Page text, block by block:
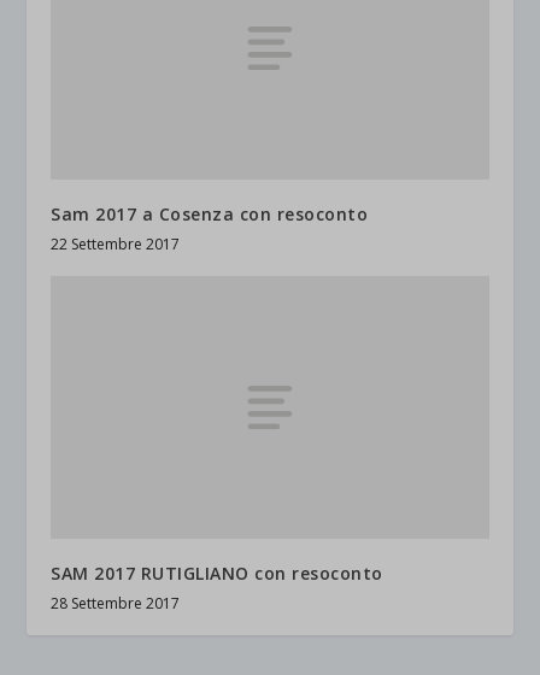
Sam 2017 a Cosenza con resoconto
22 Settembre 2017
SAM 2017 RUTIGLIANO con resoconto
28 Settembre 2017